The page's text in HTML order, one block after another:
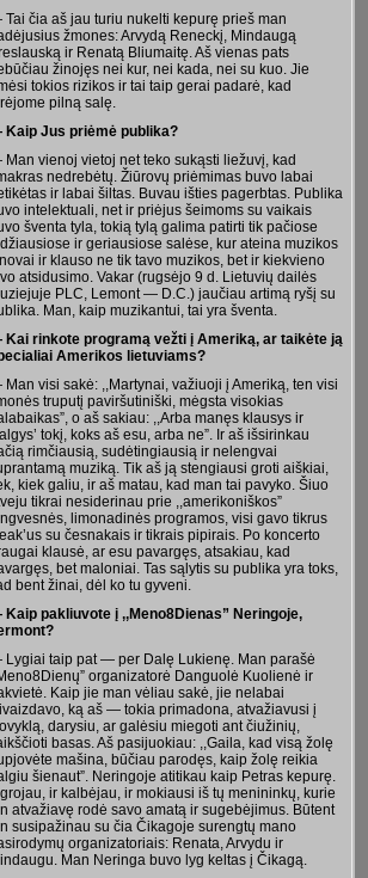
čia aš jau turiu nukelti kepurę prieš man
žmones: Arvydą Reneckį, Mindaugą
ir Renatą Bliumaitę. Aš vienas pats
žinojęs nei kur, nei kada, nei su kuo. Jie
tokios rizikos ir tai taip gerai padarė, kad
pilną salę.
Jus priėmė publika?
vienoj vietoj net teko sukąsti liežuvį, kad
nedrebėtų. Žiūrovų priėmimas buvo labai
ir labai šiltas. Buvau išties pagerbtas. Publika
intelektuali, net ir priėjus šeimoms su vaikais
šventa tyla, tokią tylą galima patirti tik pačiose
ir geriausiose salėse, kur ateina muzikos
ir klauso ne tik tavo muzikos, bet ir kiekvieno
atsidusimo. Vakar (rugsėjo 9 d. Lietuvių dailės
PLC, Lemont — D.C.) jaučiau artimą ryšį su
Man, kaip muzikantui, tai yra šventa.
rinkote programą vežti į Ameriką, ar taikėte ją
Amerikos lietuviams?
visi sakė: ,,Martynai, važiuoji į Ameriką, ten visi
truputį paviršutiniški, mėgsta visokias
o aš sakiau: ,,Arba manęs klausys ir
tokį, koks aš esu, arba ne”. Ir aš išsirinkau
rimčiausią, sudėtingiausią ir nelengvai
muziką. Tik aš ją stengiausi groti aiškiai,
kiek galiu, ir aš matau, kad man tai pavyko. Šiuo
tikrai nesiderinau prie ,,amerikoniškos”
limonadinės programos, visi gavo tikrus
su česnakais ir tikrais pipirais. Po koncerto
klausė, ar esu pavargęs, atsakiau, kad
bet maloniai. Tas sąlytis su publika yra toks,
bent žinai, dėl ko tu gyveni.
pakliuvote į ,,Meno8Dienas” Neringoje,
taip pat — per Dalę Lukienę. Man parašė
organizatorė Danguolė Kuolienė ir
Kaip jie man vėliau sakė, jie nelabai
ką aš — tokia primadona, atvažiavusi į
darysiu, ar galėsiu miegoti ant čiužinių,
basas. Aš pasijuokiau: ,,Gaila, kad visą žolę
mašina, būčiau parodęs, kaip žolę reikia
šienaut”. Neringoje atitikau kaip Petras kepurę.
grojau, ir kalbėjau, ir mokiausi iš tų menininkų, kurie
atvažiavę rodė savo amatą ir sugebėjimus. Būtent
susipažinau su čia Čikagoje surengtų mano
organizatoriais: Renata, Arvydu ir
Man Neringa buvo lyg keltas į Čikagą.